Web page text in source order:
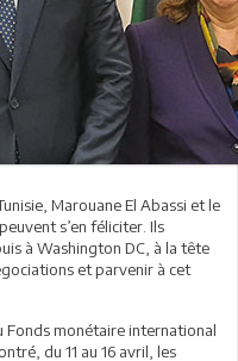
Marouane El Abassi et le
s’en féliciter. Ils
à Washington DC, à la tête
et parvenir à cet
Fonds monétaire international
du 11 au 16 avril, les